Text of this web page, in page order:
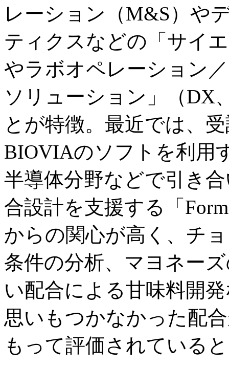
レーション（M&S）や
ティクスなどの「サイ
やラボオペレーション
ソリューション」（DX
とが特徴。最近では、
BIOVIAのソフトを利用
半導体分野などで引き
合設計を支援する「
からの関心が高く、チ
条件の分析、マヨネー
い配合による甘味料開
思いもつかなかった配
もって評価されている